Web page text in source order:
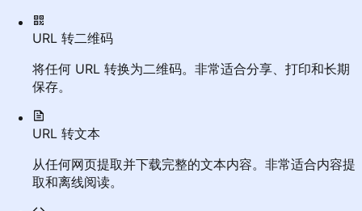
URL 转二维码
将任何 URL 转换为二维码。非常适合分享、打印和长期
保存。
URL 转文本
从任何网页提取并下载完整的文本内容。非常适合内容提
取和离线阅读。